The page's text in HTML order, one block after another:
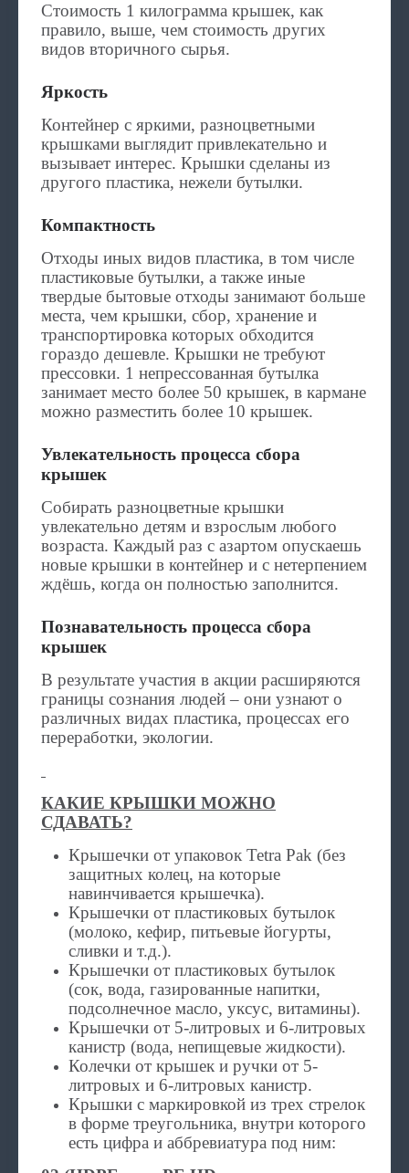
Стоимость 1 килограмма крышек, как
правило, выше, чем стоимость других
видов вторичного сырья.
Яркость
Контейнер с яркими, разноцветными
крышками выглядит привлекательно и
вызывает интерес. Крышки сделаны из
другого пластика, нежели бутылки.
Компактность
Отходы иных видов пластика, в том числе
пластиковые бутылки, а также иные
твердые бытовые отходы занимают больше
места, чем крышки, сбор, хранение и
транспортировка которых обходится
гораздо дешевле. Крышки не требуют
прессовки. 1 непрессованная бутылка
занимает место более 50 крышек, в кармане
можно разместить более 10 крышек.
Увлекательность процесса сбора
крышек
Собирать разноцветные крышки
увлекательно детям и взрослым любого
возраста. Каждый раз с азартом опускаешь
новые крышки в контейнер и с нетерпением
ждёшь, когда он полностью заполнится.
Познавательность процесса сбора
крышек
В результате участия в акции расширяются
границы сознания людей – они узнают о
различных видах пластика, процессах его
переработки, экологии.
КАКИЕ КРЫШКИ МОЖНО
СДАВАТЬ?
Крышечки от упаковок Tetra Pak (без
защитных колец, на которые
навинчивается крышечка).
Крышечки от пластиковых бутылок
(молоко, кефир, питьевые йогурты,
сливки и т.д.).
Крышечки от пластиковых бутылок
(сок, вода, газированные напитки,
подсолнечное масло, уксус, витамины).
Крышечки от 5-литровых и 6-литровых
канистр (вода, непищевые жидкости).
Колечки от крышек и ручки от 5-
литровых и 6-литровых канистр.
Крышки с маркировкой из трех стрелок
в форме треугольника, внутри которого
есть цифра и аббревиатура под ним: